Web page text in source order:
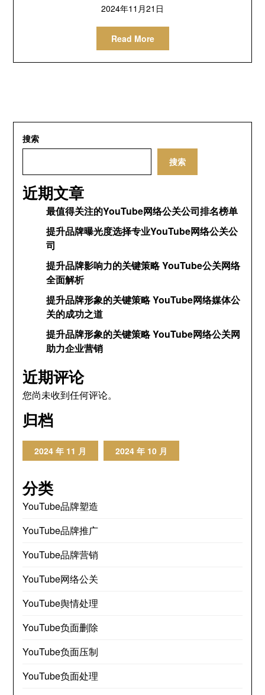
2024年11月21日
Read More
搜索
搜索
近期文章
最值得关注的YouTube网络公关公司排名榜单
提升品牌曝光度选择专业YouTube网络公关公
司
提升品牌影响力的关键策略 YouTube公关网络
全面解析
提升品牌形象的关键策略 YouTube网络媒体公
关的成功之道
提升品牌形象的关键策略 YouTube网络公关网
助力企业营销
近期评论
您尚未收到任何评论。
归档
2024 年 11 月 2024 年 10 月
分类
YouTube品牌塑造
YouTube品牌推广
YouTube品牌营销
YouTube网络公关
YouTube舆情处理
YouTube负面删除
YouTube负面压制
YouTube负面处理